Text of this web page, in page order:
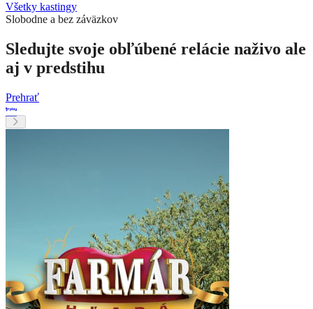
Všetky kastingy
Slobodne a bez záväzkov
Sledujte svoje obľúbené relácie naživo ale
aj v predstihu
Prehrať